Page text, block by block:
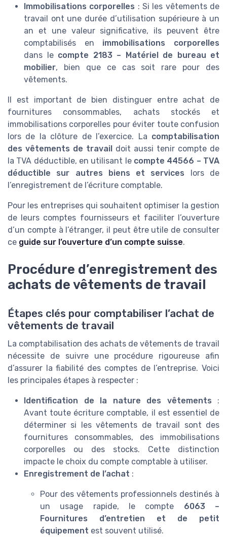
Immobilisations corporelles : Si les vêtements de
travail ont une durée d’utilisation supérieure à un
an et une valeur significative, ils peuvent être
comptabilisés en immobilisations corporelles
dans le compte 2183 – Matériel de bureau et
mobilier, bien que ce cas soit rare pour des
vêtements.
Il est important de bien distinguer entre achat de
fournitures consommables, achats stockés et
immobilisations corporelles pour éviter toute confusion
lors de la clôture de l’exercice. La comptabilisation
des vêtements de travail doit aussi tenir compte de
la TVA déductible, en utilisant le compte 44566 – TVA
déductible sur autres biens et services lors de
l’enregistrement de l’écriture comptable.
Pour les entreprises qui souhaitent optimiser la gestion
de leurs comptes fournisseurs et faciliter l’ouverture
d’un compte à l’étranger, il peut être utile de consulter
ce guide sur l’ouverture d’un compte suisse.
Procédure d’enregistrement des
achats de vêtements de travail
Étapes clés pour comptabiliser l’achat de
vêtements de travail
La comptabilisation des achats de vêtements de travail
nécessite de suivre une procédure rigoureuse afin
d’assurer la fiabilité des comptes de l’entreprise. Voici
les principales étapes à respecter :
Identification de la nature des vêtements :
Avant toute écriture comptable, il est essentiel de
déterminer si les vêtements de travail sont des
fournitures consommables, des immobilisations
corporelles ou des stocks. Cette distinction
impacte le choix du compte comptable à utiliser.
Enregistrement de l’achat :
Pour des vêtements professionnels destinés à
un usage rapide, le compte 6063 –
Fournitures d’entretien et de petit
équipement est souvent utilisé.